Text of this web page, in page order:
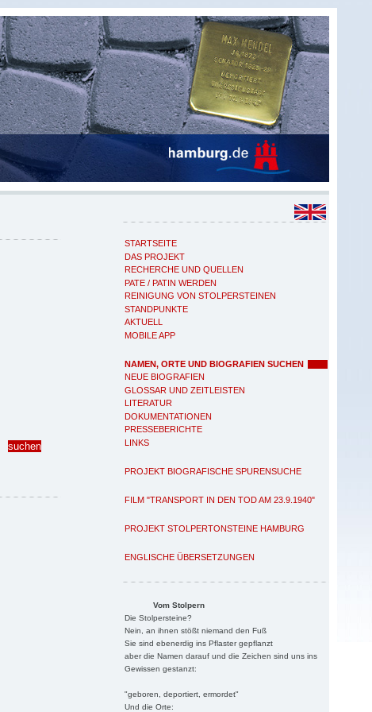
STARTSEITE
DAS PROJEKT
RECHERCHE UND QUELLEN
PATE / PATIN WERDEN
REINIGUNG VON STOLPERSTEINEN
STANDPUNKTE
AKTUELL
MOBILE APP
NAMEN, ORTE UND BIOGRAFIEN SUCHEN
NEUE BIOGRAFIEN
GLOSSAR UND ZEITLEISTEN
LITERATUR
DOKUMENTATIONEN
PRESSEBERICHTE
LINKS
PROJEKT BIOGRAFISCHE SPURENSUCHE
FILM "TRANSPORT IN DEN TOD AM 23.9.1940"
PROJEKT STOLPERTONSTEINE HAMBURG
ENGLISCHE ÜBERSETZUNGEN
Vom Stolpern
Die Stolpersteine?
Nein, an ihnen stößt niemand den Fuß
Sie sind ebenerdig ins Pflaster gepflanzt
aber die Namen darauf und die Zeichen sind uns ins
Gewissen gestanzt:
"geboren, deportiert, ermordet"
Und die Orte: